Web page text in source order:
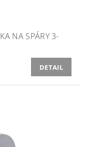
NA SPÁRY 3-
DETAIL